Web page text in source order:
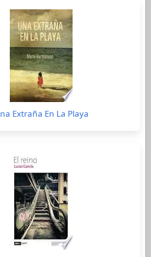
Extraña En La Playa